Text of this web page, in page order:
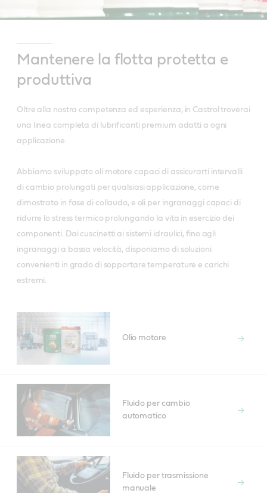
Mantenere la flotta protetta e
produttiva
Oltre alla nostra competenza ed esperienza, in Castrol troverai
una linea completa di lubrificanti premium adatti a ogni
applicazione.
Abbiamo sviluppato oli motore capaci di assicurarti intervalli
di cambio prolungati per qualsiasi applicazione, come
dimostrato in fase di collaudo, e oli per ingranaggi capaci di
ridurre lo stress termico prolungando la vita in esercizio dei
componenti. Dai cuscinetti ai sistemi idraulici, fino agli
ingranaggi a bassa velocità, disponiamo di soluzioni
convenienti in grado di sopportare temperature e carichi
estremi.
Olio motore
Fluido per cambio
automatico
Fluido per trasmissione
manuale